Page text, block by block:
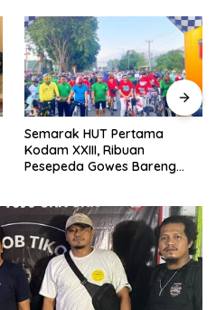
Semarak HUT Pertama
Kodam XXIII, Ribuan
Pesepeda Gowes Bareng